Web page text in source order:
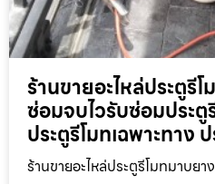
ร้านขายอะไหล่ประตูรี
ซ่อมจบไวรับซ่อมประตู
ประตูรีโมทเฉพาะทาง
ร้านขายอะไหล่ประตูรีโมทมาบย